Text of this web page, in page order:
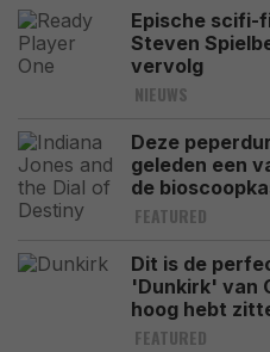
Epische scifi-
Steven
vervolg
NIEUWS
Deze
geleden een
de
FEATURED
Dit is de
'Dunkirk' van
hoog hebt
FEATURED